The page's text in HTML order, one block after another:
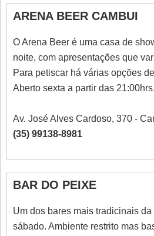
ARENA BEER CAMBUI
O Arena Beer é uma casa de
noite, com apresentações que
Para petiscar há várias opções
Aberto sexta a partir das 21:00hrs.
Av. José Alves Cardoso, 370 -
(35) 99138-8981
BAR DO PEIXE
Um dos bares mais tradicinais
sábado. Ambiente restrito mas